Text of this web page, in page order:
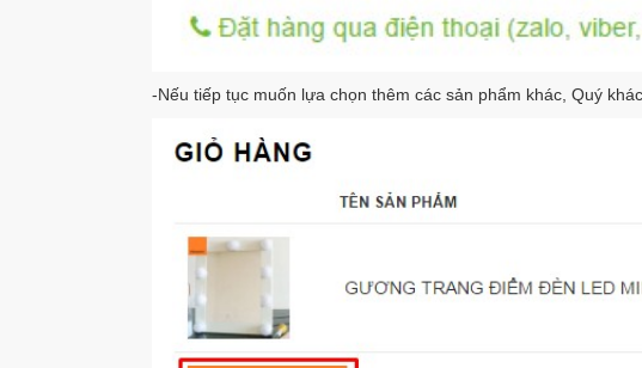
-Nếu tiếp tục muốn lựa chọn thêm các sản phẩm khác, Quý